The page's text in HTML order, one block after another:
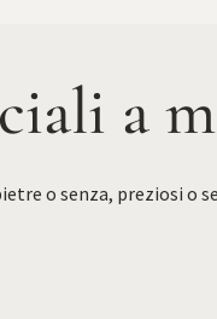
a
o senza, preziosi o